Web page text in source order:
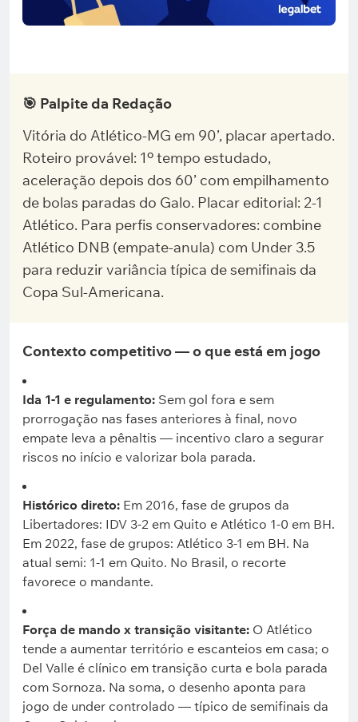
🎯 Palpite da Redação
Vitória do Atlético-MG em 90’, placar apertado.
Roteiro provável: 1º tempo estudado,
aceleração depois dos 60’ com empilhamento
de bolas paradas do Galo. Placar editorial: 2-1
Atlético. Para perfis conservadores: combine
Atlético DNB (empate-anula) com Under 3.5
para reduzir variância típica de semifinais da
Copa Sul-Americana.
Contexto competitivo — o que está em jogo
Ida 1-1 e regulamento: Sem gol fora e sem
prorrogação nas fases anteriores à final, novo
empate leva a pênaltis — incentivo claro a segurar
riscos no início e valorizar bola parada.
Histórico direto: Em 2016, fase de grupos da
Libertadores: IDV 3-2 em Quito e Atlético 1-0 em BH.
Em 2022, fase de grupos: Atlético 3-1 em BH. Na
atual semi: 1-1 em Quito. No Brasil, o recorte
favorece o mandante.
Força de mando x transição visitante: O Atlético
tende a aumentar território e escanteios em casa; o
Del Valle é clínico em transição curta e bola parada
com Sornoza. Na soma, o desenho aponta para
jogo de under controlado — típico de semifinais da